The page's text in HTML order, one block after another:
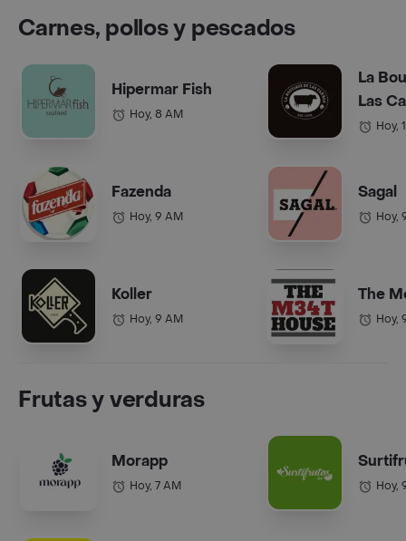
Carnes, pollos y pescados
Hipermar Fish
Hoy, 8 AM
Fazenda
Hoy, 9 AM
Koller
Hoy, 9 AM
La
Las
Hoy,
Sagal
Hoy,
The
Hoy,
Frutas y verduras
Morapp
Hoy, 7 AM Hoy,